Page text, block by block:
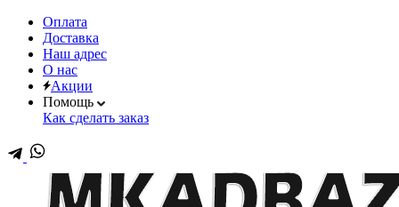
Оплата
Доставка
Наш адрес
О нас
Акции
Помощь
Как сделать заказ